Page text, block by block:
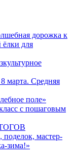
дорожка к
для
марта. Средняя
поле»
с пошаговым
мастер-
зима!»